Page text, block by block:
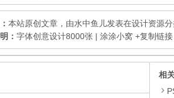
本站原创文章，由水中鱼儿发表在设计资源
： 字体创意设计8000张 | 涂涂小窝 +复制链接
相